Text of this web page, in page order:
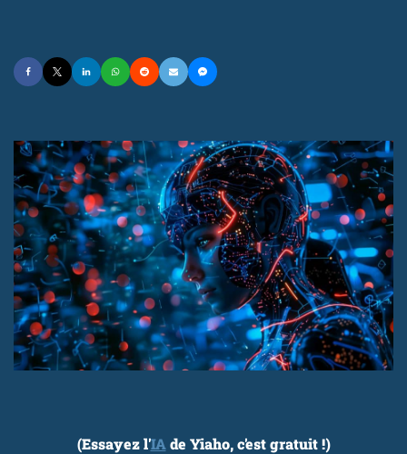
(Essayez l'IAde Yiaho, c'est gratuit !)